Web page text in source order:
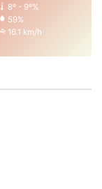
8º - 9º%
59%
16.1 km/h